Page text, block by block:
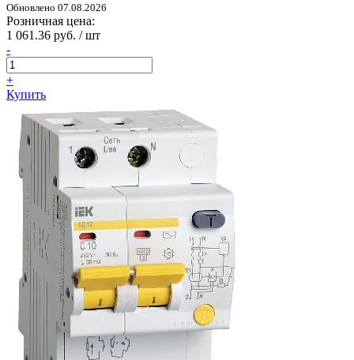
Обновлено 07.08.2026
Розничная цена:
1 061.36 руб. / шт
-
+
Купить